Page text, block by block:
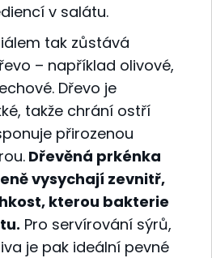
v salátu.
tak zůstává
– například olivové,
Dřevo je
takže chrání ostří
přirozenou
Dřevěná prkénka
vysychají zevnitř,
kterou bakterie
Pro servírování sýrů,
je pak ideální pevné